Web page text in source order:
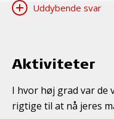
Uddybende svar
Aktiviteter
I hvor høj grad var de
rigtige til at nå jeres